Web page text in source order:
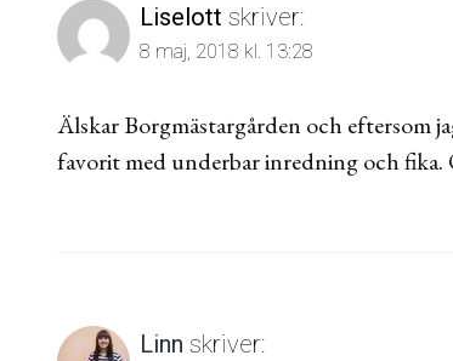
Liselott skriver:
8 maj, 2018 kl. 13:28
Älskar Borgmästargården och eftersom
favorit med underbar inredning och fika.
Linn skriver: